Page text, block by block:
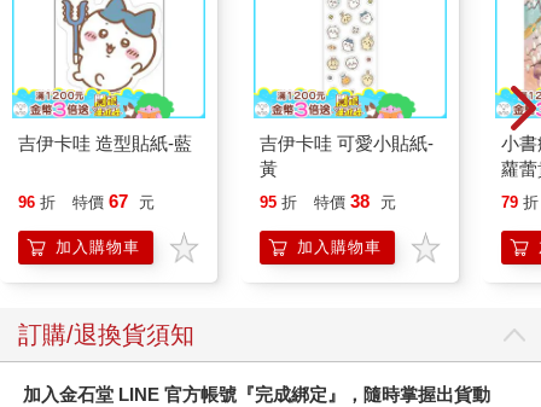
吉伊卡哇 造型貼紙-藍
96 折 特價 67 元
加入購物車
吉伊卡哇 可愛小貼紙-
黃
95 折 特價 38 元
加入購物車
小
蘿
79 折
訂購/退換貨須知
加入金石堂 LINE 官方帳號『完成綁定』，隨時掌握出貨動